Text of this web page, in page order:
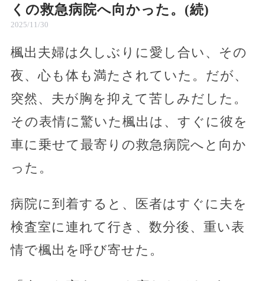
くの救急病院へ向かった。(続)
2025/11/30
楓出夫婦は久しぶりに愛し合い、その
夜、心も体も満たされていた。だが、
突然、夫が胸を抑えて苦しみだした。
その表情に驚いた楓出は、すぐに彼を
車に乗せて最寄りの救急病院へと向か
った。
病院に到着すると、医者はすぐに夫を
検査室に連れて行き、数分後、重い表
情で楓出を呼び寄せた。